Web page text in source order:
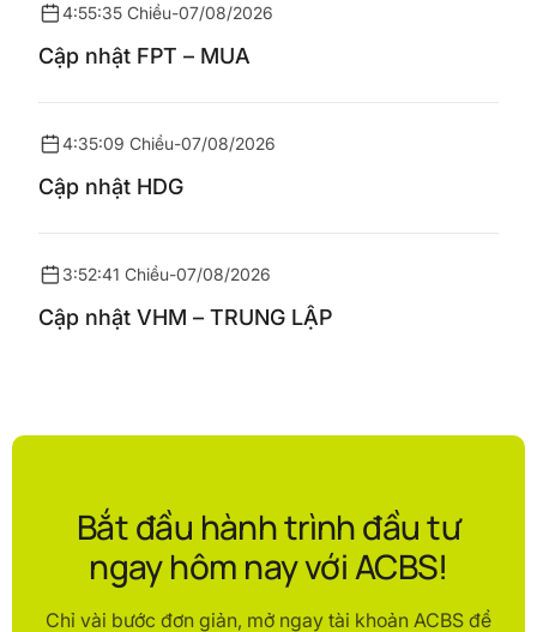
4:55:35 Chiều-07/08/2026
Cập nhật FPT – MUA
4:35:09 Chiều-07/08/2026
Cập nhật HDG
3:52:41 Chiều-07/08/2026
Cập nhật VHM – TRUNG LẬP
Bắt đầu hành trình đầu tư
ngay hôm nay với ACBS!
Chỉ vài bước đơn giản, mở ngay tài khoản ACBS để